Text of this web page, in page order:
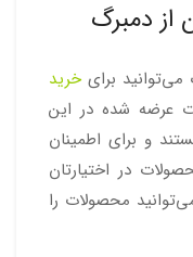
از دمبرگ
می‌توانید برایخرید
عرضه شده در این
و برای اطمینان
در اختیارتان
محصولات را